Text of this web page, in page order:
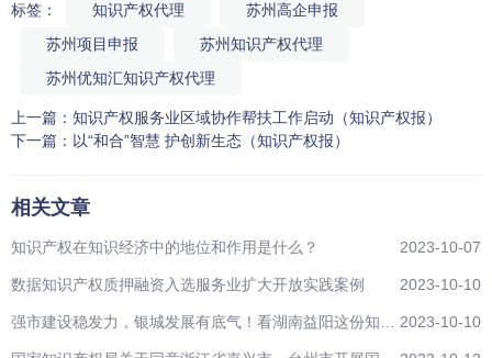
标签： 知识产权代理
苏州高企申报
苏州项目申报
苏州知识产权代理
苏州优知汇知识产权代理
上一篇： 知识产权服务业区域协作帮扶工作启动（知识产权报）
下一篇： 以“和合”智慧 护创新生态（知识产权报）
相关文章
2023-10-07
知识产权在知识经济中的地位和作用是什么？
2023-10-10
数据知识产权质押融资入选服务业扩大开放实践案例
2023-10-10
强市建设稳发力，银城发展有底气！看湖南益阳这份知识